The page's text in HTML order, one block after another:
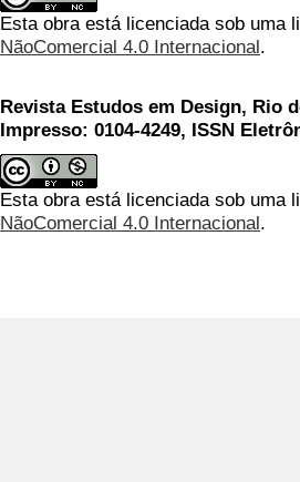
Esta obra está licenciada sob uma
NãoComercial 4.0 Internacional.
Revista Estudos em Design, Rio
Impresso: 0104-4249, ISSN
Esta obra está licenciada sob uma
NãoComercial 4.0 Internacional.